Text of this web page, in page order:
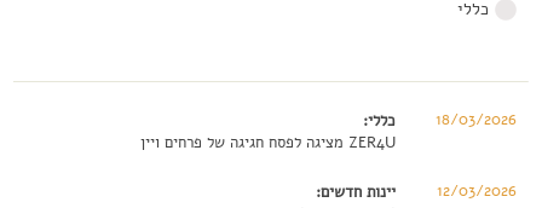
כללי
18/03/2026
כללי:
ZER4U מציגה לפסח חגיגה של פרחים ויין
12/03/2026
יינות חדשים: